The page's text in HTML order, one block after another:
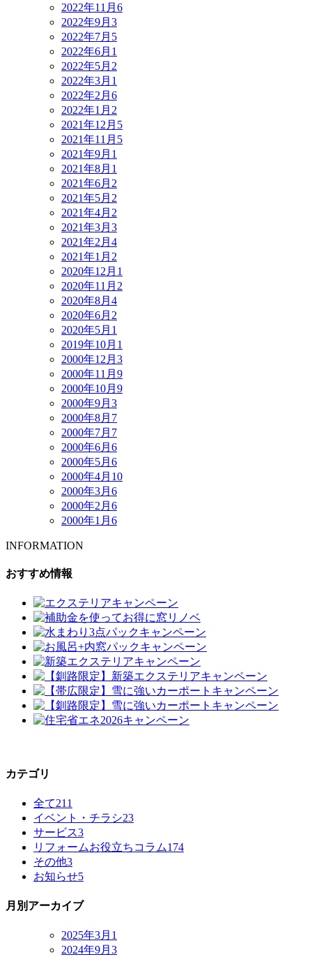
2022年11月 6
2022年9月 3
2022年7月 5
2022年6月 1
2022年5月 2
2022年3月 1
2022年2月 6
2022年1月 2
2021年12月 5
2021年11月 5
2021年9月 1
2021年8月 1
2021年6月 2
2021年5月 2
2021年4月 2
2021年3月 3
2021年2月 4
2021年1月 2
2020年12月 1
2020年11月 2
2020年8月 4
2020年6月 2
2020年5月 1
2019年10月 1
2000年12月 3
2000年11月 9
2000年10月 9
2000年9月 3
2000年8月 7
2000年7月 7
2000年6月 6
2000年5月 6
2000年4月 10
2000年3月 6
2000年2月 6
2000年1月 6
INFORMATION
おすすめ情報
カテゴリ
全て211
イベント・チラシ23
サービス3
リフォームお役立ちコラム174
その他3
お知らせ5
月別アーカイブ
2025年3月 1
2024年9月 3